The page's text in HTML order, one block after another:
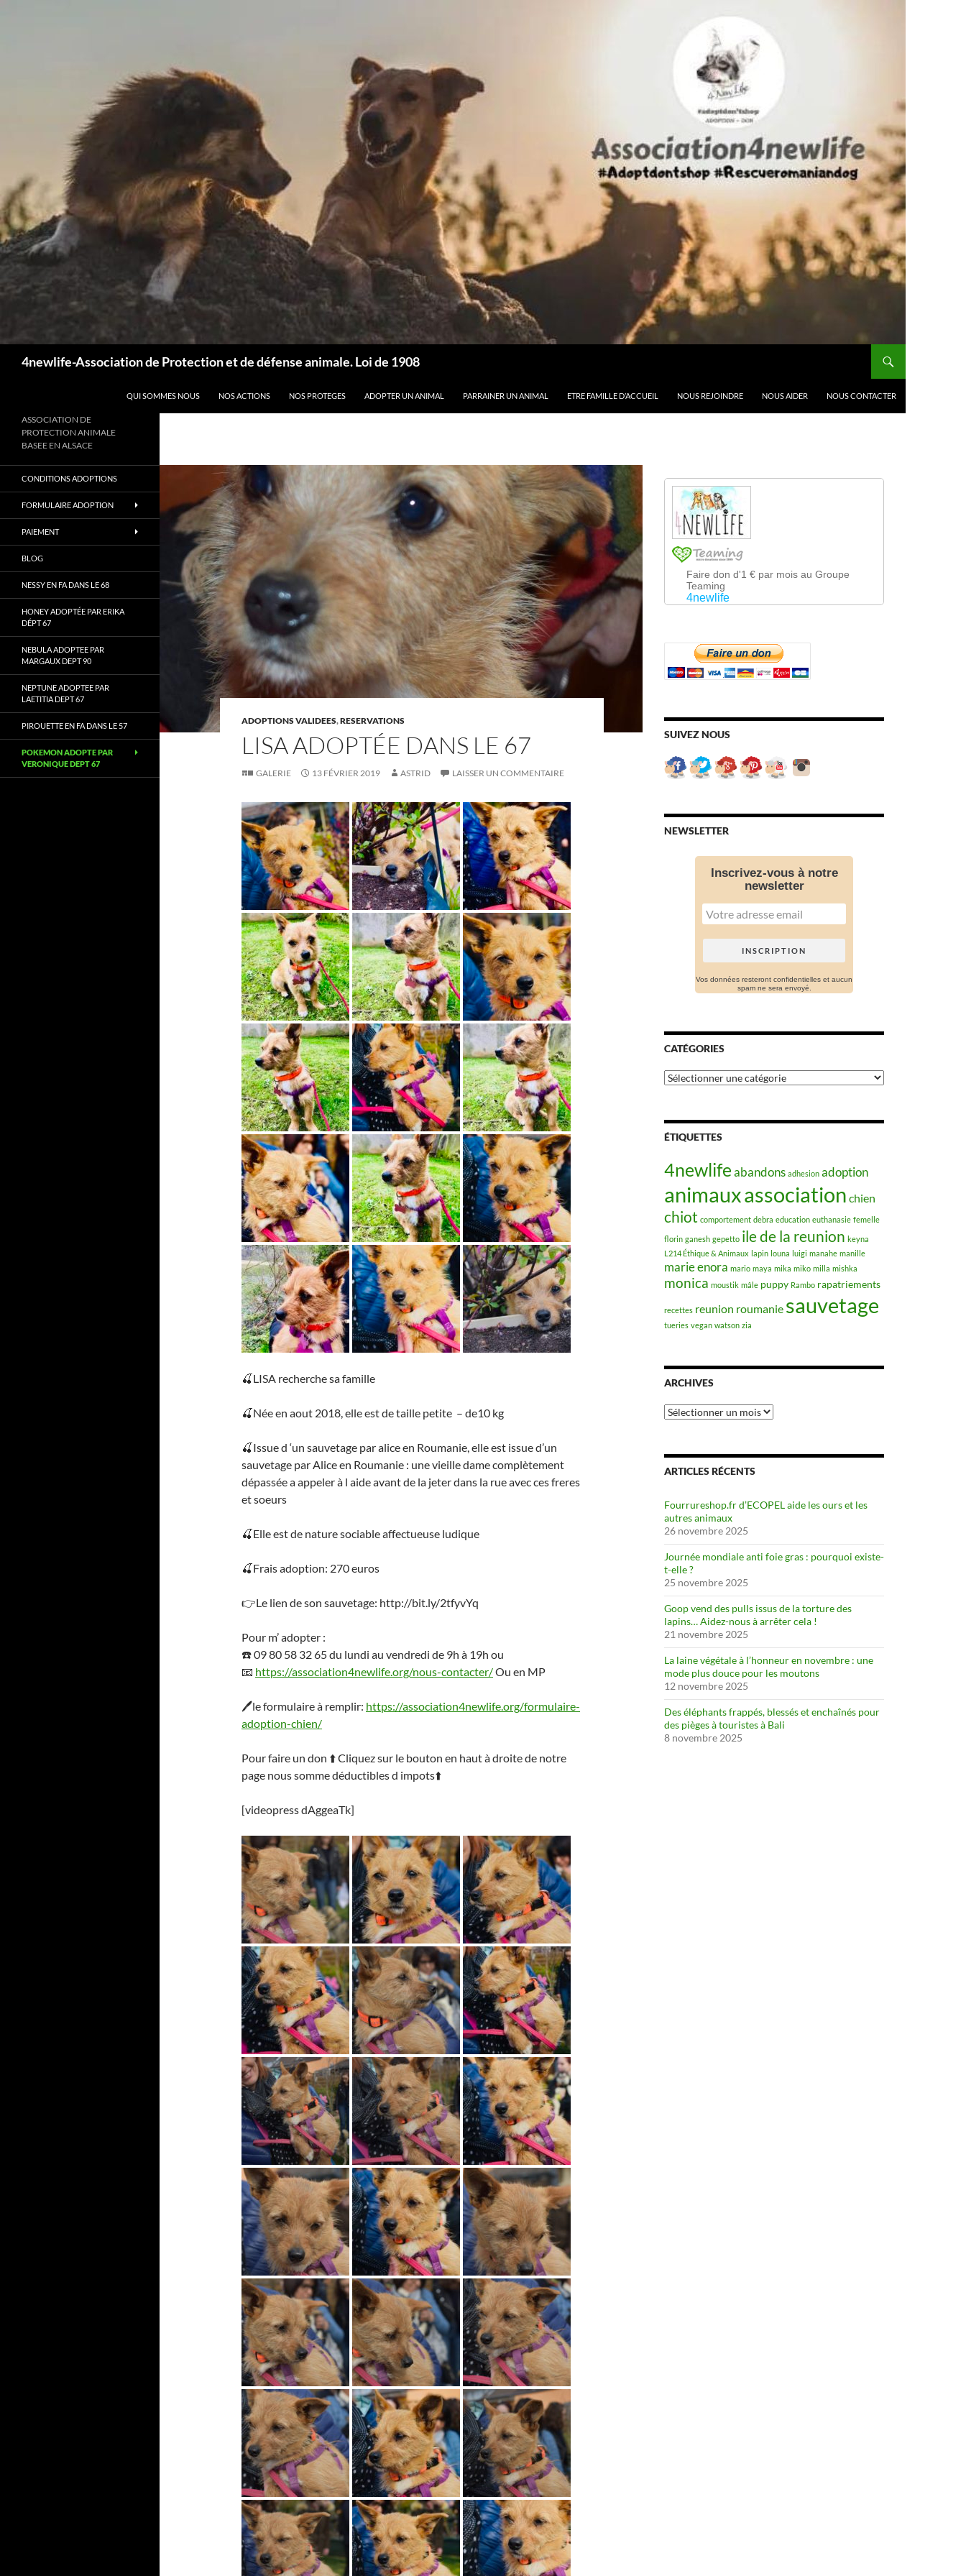
4newlife-Association de Protection et de défense animale. Loi de 1908
QUI SOMMES NOUS
NOS ACTIONS NOS PROTEGES ADOPTER UN ANIMAL PARRAINER UN ANIMAL ETRE FAMILLE D’ACCUEIL NOUS REJOINDRE NOUS AIDER NOUS CONTACTER
ADOPTIONS VALIDEES,RESERVATIONS
LISA ADOPTÉE DANS LE 67
GALERIE 13 FÉVRIER 2019 ASTRID LAISSER UN COMMENTAIRE
🍒LISA recherche sa famille
🍒Née en aout 2018, elle est de taille petite – de10 kg
🍒Issue d ‘un sauvetage par alice en Roumanie, elle est issue d’un
sauvetage par Alice en Roumanie : une vieille dame complètement
dépassée a appeler à l aide avant de la jeter dans la rue avec ces freres
et soeurs
🍒Elle est de nature sociable affectueuse ludique
🍒Frais adoption: 270 euros
👉Le lien de son sauvetage: http://bit.ly/2tfyvYq
Pour m’ adopter :
☎️09 80 58 32 65 du lundi au vendredi de 9h à 19h ou
📧 https://association4newlife.org/nous-contacter/Ou en MP
🖊le formulaire à remplir: https://association4newlife.org/formulaire-
adoption-chien/
Pour faire un don ⬆️Cliquez sur le bouton en haut à droite de notre
page nous somme déductibles d impots⬆️
[videopress dAggeaTk]
SUIVEZ NOUS
NEWSLETTER
Inscrivez-vous à notre
newsletter
Vos données resteront confidentielles et aucun
spam ne sera envoyé.
CATÉGORIES
Catégories
ÉTIQUETTES
4newlifeabandons adhesion adoption
animauxassociation chien
chiot comportement debra education euthanasie femelle
florin ganesh gepetto ile de la reunion keyna
L214 Éthique & Animaux lapin louna luigi manahe manille
marie enora mario maya mika miko milla mishka
monica moustik mâle puppy Rambo rapatriements
recettes reunion roumanie sauvetage
tueries vegan watson zia
ARCHIVES
Archives
ARTICLES RÉCENTS
Fourrureshop.fr d’ECOPEL aide les ours et les
autres animaux
26 novembre 2025
Journée mondiale anti foie gras : pourquoi existe-
t-elle ?
25 novembre 2025
Goop vend des pulls issus de la torture des
lapins… Aidez-nous à arrêter cela !
21 novembre 2025
La laine végétale à l’honneur en novembre : une
mode plus douce pour les moutons
12 novembre 2025
Des éléphants frappés, blessés et enchaînés pour
des pièges à touristes à Bali
8 novembre 2025
ASSOCIATION DE
PROTECTION ANIMALE
BASEE EN ALSACE
CONDITIONS ADOPTIONS
FORMULAIRE ADOPTION
PAIEMENT
BLOG
NESSY EN FA DANS LE 68
HONEY ADOPTÉE PAR ERIKA
DÉPT 67
NEBULA ADOPTEE PAR
MARGAUX DEPT 90
NEPTUNE ADOPTEE PAR
LAETITIA DEPT 67
PIROUETTE EN FA DANS LE 57
POKEMON ADOPTE PAR
VERONIQUE DEPT 67